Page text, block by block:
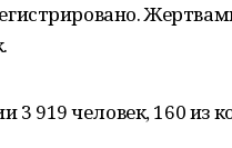
919 человек, 160 из